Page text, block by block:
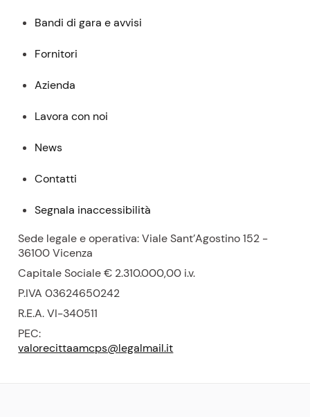
Bandi di gara e avvisi
Fornitori
Azienda
Lavora con noi
News
Contatti
Segnala inaccessibilità
Sede legale e operativa: Viale Sant’Agostino 152 -
36100 Vicenza
Capitale Sociale € 2.310.000,00 i.v.
P.IVA 03624650242
R.E.A.VI-340511
PEC:
valorecittaamcps@legalmail.it